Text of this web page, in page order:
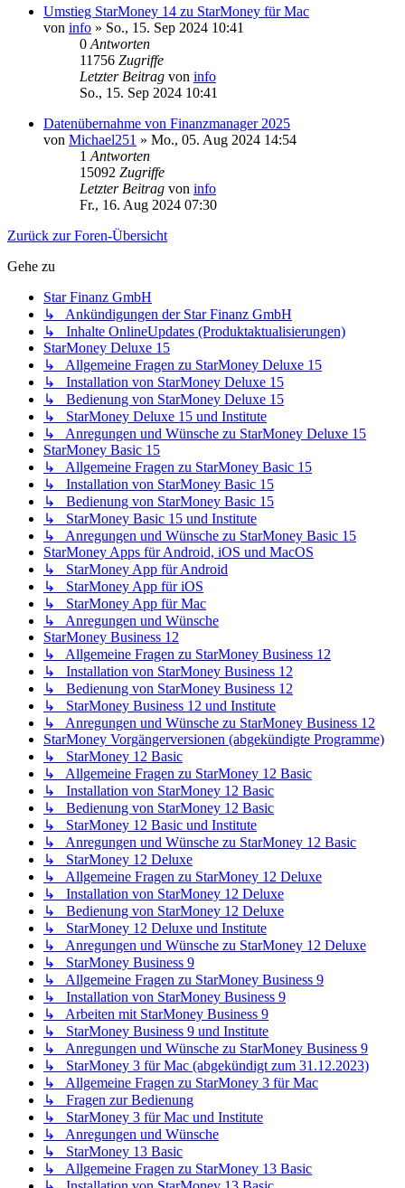
Umstieg StarMoney 14 zu StarMoney für Mac
von info » So., 15. Sep 2024 10:41
0 Antworten
11756 Zugriffe
Letzter Beitrag von info
So., 15. Sep 2024 10:41
Datenübernahme von Finanzmanager 2025
von Michael251 » Mo., 05. Aug 2024 14:54
1 Antworten
15092 Zugriffe
Letzter Beitrag von info
Fr., 16. Aug 2024 07:30
Zurück zur Foren-Übersicht
Gehe zu
Star Finanz GmbH
↳ Ankündigungen der Star Finanz GmbH
↳ Inhalte OnlineUpdates (Produktaktualisierungen)
StarMoney Deluxe 15
↳ Allgemeine Fragen zu StarMoney Deluxe 15
↳ Installation von StarMoney Deluxe 15
↳ Bedienung von StarMoney Deluxe 15
↳ StarMoney Deluxe 15 und Institute
↳ Anregungen und Wünsche zu StarMoney Deluxe 15
StarMoney Basic 15
↳ Allgemeine Fragen zu StarMoney Basic 15
↳ Installation von StarMoney Basic 15
↳ Bedienung von StarMoney Basic 15
↳ StarMoney Basic 15 und Institute
↳ Anregungen und Wünsche zu StarMoney Basic 15
StarMoney Apps für Android, iOS und MacOS
↳ StarMoney App für Android
↳ StarMoney App für iOS
↳ StarMoney App für Mac
↳ Anregungen und Wünsche
StarMoney Business 12
↳ Allgemeine Fragen zu StarMoney Business 12
↳ Installation von StarMoney Business 12
↳ Bedienung von StarMoney Business 12
↳ StarMoney Business 12 und Institute
↳ Anregungen und Wünsche zu StarMoney Business 12
StarMoney Vorgängerversionen (abgekündigte Programme)
↳ StarMoney 12 Basic
↳ Allgemeine Fragen zu StarMoney 12 Basic
↳ Installation von StarMoney 12 Basic
↳ Bedienung von StarMoney 12 Basic
↳ StarMoney 12 Basic und Institute
↳ Anregungen und Wünsche zu StarMoney 12 Basic
↳ StarMoney 12 Deluxe
↳ Allgemeine Fragen zu StarMoney 12 Deluxe
↳ Installation von StarMoney 12 Deluxe
↳ Bedienung von StarMoney 12 Deluxe
↳ StarMoney 12 Deluxe und Institute
↳ Anregungen und Wünsche zu StarMoney 12 Deluxe
↳ StarMoney Business 9
↳ Allgemeine Fragen zu StarMoney Business 9
↳ Installation von StarMoney Business 9
↳ Arbeiten mit StarMoney Business 9
↳ StarMoney Business 9 und Institute
↳ Anregungen und Wünsche zu StarMoney Business 9
↳ StarMoney 3 für Mac (abgekündigt zum 31.12.2023)
↳ Allgemeine Fragen zu StarMoney 3 für Mac
↳ Fragen zur Bedienung
↳ StarMoney 3 für Mac und Institute
↳ Anregungen und Wünsche
↳ StarMoney 13 Basic
↳ Allgemeine Fragen zu StarMoney 13 Basic